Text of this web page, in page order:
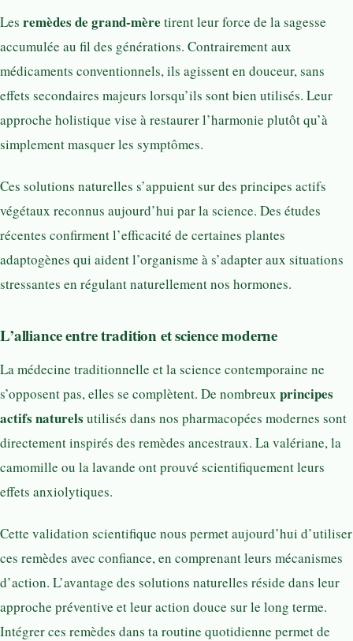
Les remèdes de grand-mère tirent leur force de la sagesse
accumulée au fil des générations. Contrairement aux
médicaments conventionnels, ils agissent en douceur, sans
effets secondaires majeurs lorsqu’ils sont bien utilisés. Leur
approche holistique vise à restaurer l’harmonie plutôt qu’à
simplement masquer les symptômes.
Ces solutions naturelles s’appuient sur des principes actifs
végétaux reconnus aujourd’hui par la science. Des études
récentes confirment l’efficacité de certaines plantes
adaptogènes qui aident l’organisme à s’adapter aux situations
stressantes en régulant naturellement nos hormones.
L’alliance entre tradition et science moderne
La médecine traditionnelle et la science contemporaine ne
s’opposent pas, elles se complètent. De nombreux principes
actifs naturels utilisés dans nos pharmacopées modernes sont
directement inspirés des remèdes ancestraux. La valériane, la
camomille ou la lavande ont prouvé scientifiquement leurs
effets anxiolytiques.
Cette validation scientifique nous permet aujourd’hui d’utiliser
ces remèdes avec confiance, en comprenant leurs mécanismes
d’action. L’avantage des solutions naturelles réside dans leur
approche préventive et leur action douce sur le long terme.
Intégrer ces remèdes dans ta routine quotidienne permet de